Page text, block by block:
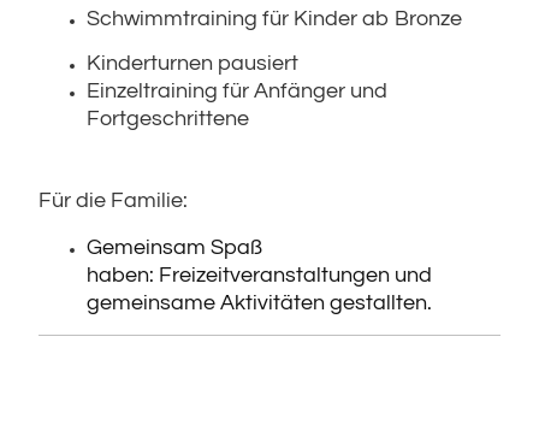
Schwimmtraining für Kinder ab Bronze
Kinderturnen pausiert
Einzeltraining für Anfänger und
Fortgeschrittene
Für die Familie:
Gemeinsam Spaß
haben: Freizeitveranstaltungen und
gemeinsame Aktivitäten gestallten.